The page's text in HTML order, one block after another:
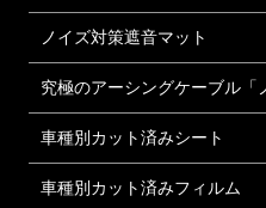
ノイズ対策遮音マット
究極のアーシングケーブル「
車種別カット済みシート
車種別カット済みフィルム